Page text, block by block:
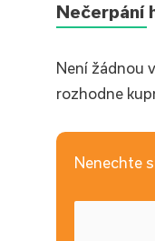
Nečerpání
Není žádnou
rozhodne
Nenechte